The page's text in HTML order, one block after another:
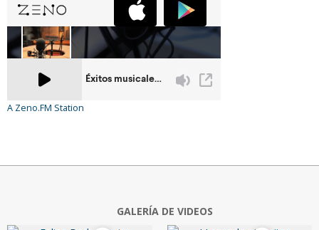
A Zeno.FM Station
GALERÍA DE VIDEOS